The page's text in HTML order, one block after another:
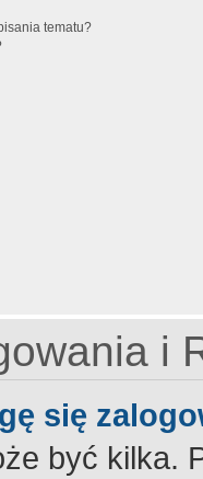
tematu?
i
się
być kilka.